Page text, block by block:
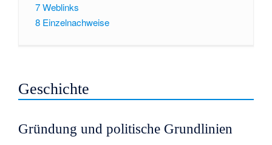
7Weblinks
8 Einzelnachweise
Geschichte
Gründung und politische Grundlinien